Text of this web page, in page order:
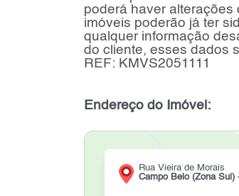
poderá haver alterações
imóveis poderão já ter
qualquer informação
do cliente, esses dados
REF: KMVS2051111
Endereço do Imóvel:
Rua Vieira de Morais
Campo Belo (Zona Sul)